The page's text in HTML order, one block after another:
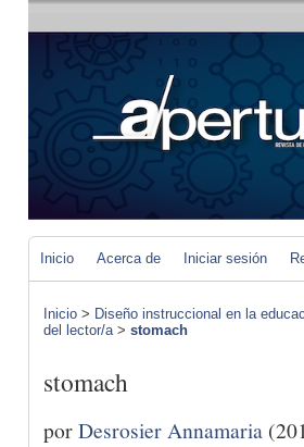
Inicio Acerca de Iniciar sesión
Inicio > Diseño instruccional en la
del lector/a> stomach
stomach
porDesrosier Annamaria